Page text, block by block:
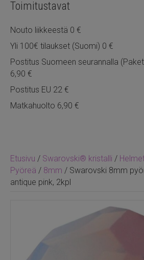
Etusivu / Swarovski® kristalli /
Pyöreä / 8mm / Swarovski 8mm
antique pink, 2kpl
Toimitustavat
Nouto liikkeestä 0 €
Yli 100€ tilaukset (Suomi) 0 €
Postitus Suomeen seurannalla
6,90 €
Postitus EU 22 €
Matkahuolto 6,90 €